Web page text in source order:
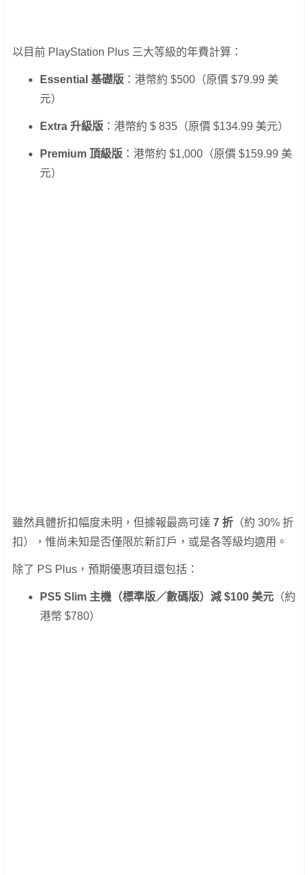
以目前 PlayStation Plus 三大等級的年費計算：
Essential 基礎版 ：港幣約 $500（原價 $79.99 美
元）
Extra 升級版 ：港幣約 $ 835（原價 $134.99 美元）
Premium 頂級版 ：港幣約 $1,000（原價 $159.99 美
元）
雖然具體折扣幅度未明，但據報最高可達 7 折 （約 30% 折
扣），惟尚未知是否僅限於新訂戶，或是各等級均適用。
除了 PS Plus，預期優惠項目還包括：
PS5 Slim 主機（標準版／數碼版）減 $100 美元 （約
港幣 $780）